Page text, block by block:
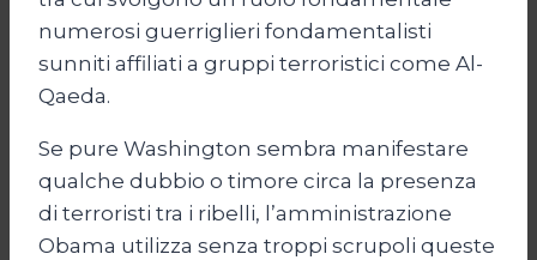
numerosi guerriglieri fondamentalisti
sunniti affiliati a gruppi terroristici come Al-
Qaeda.
Se pure Washington sembra manifestare
qualche dubbio o timore circa la presenza
di terroristi tra i ribelli, l’amministrazione
Obama utilizza senza troppi scrupoli queste